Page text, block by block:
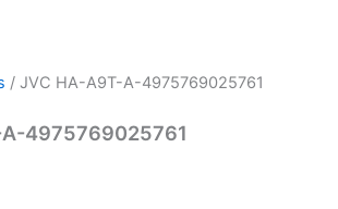
/ JVC HA-A9T-A-4975769025761
4975769025761